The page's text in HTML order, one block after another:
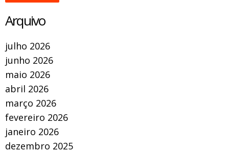
Arquivo
julho 2026
junho 2026
maio 2026
abril 2026
março 2026
fevereiro 2026
janeiro 2026
dezembro 2025